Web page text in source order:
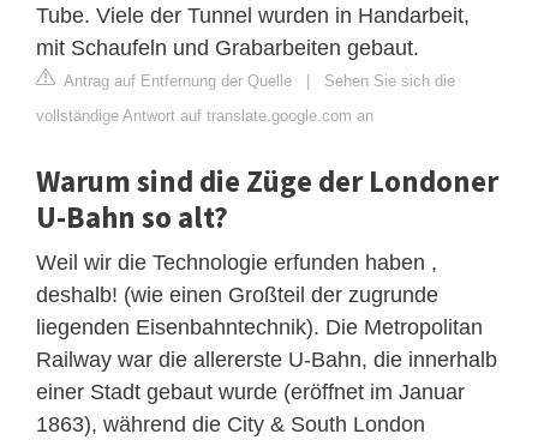
Tube. Viele der Tunnel wurden in Handarbeit,
mit Schaufeln und Grabarbeiten gebaut.
Antrag auf Entfernung der Quelle | Sehen Sie sich die
vollständige Antwort auf translate.google.com an
Warum sind die Züge der Londoner
U-Bahn so alt?
Weil wir die Technologie erfunden haben ,
deshalb! (wie einen Großteil der zugrunde
liegenden Eisenbahntechnik). Die Metropolitan
Railway war die allererste U-Bahn, die innerhalb
einer Stadt gebaut wurde (eröffnet im Januar
1863), während die City & South London